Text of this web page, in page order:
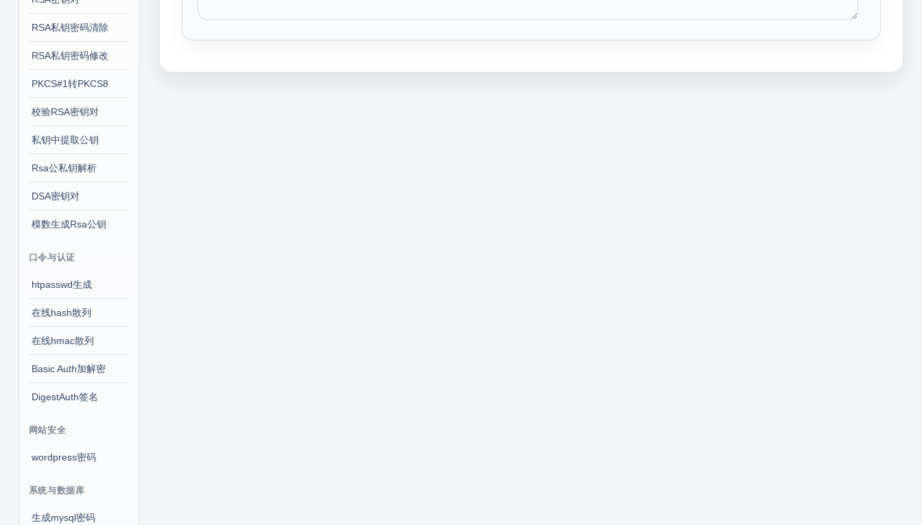
RSA私钥密码清除
RSA私钥密码修改
PKCS#1转PKCS8
校验RSA密钥对
私钥中提取公钥
Rsa公私钥解析
DSA密钥对
模数生成Rsa公钥
口令与认证
htpasswd生成
在线hash散列
在线hmac散列
Basic Auth加解密
DigestAuth签名
网站安全
wordpress密码
系统与数据库
生成mysql密码